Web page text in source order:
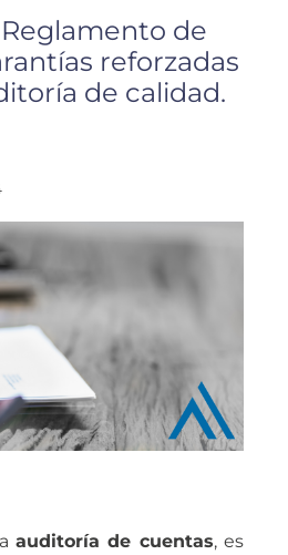
de
reforzadas
de calidad.
auditoría de cuentas, es